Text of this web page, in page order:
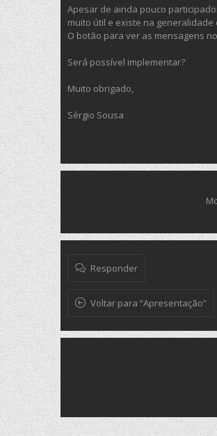
Apesar de ainda pouco
muito útil e existe na
O botão para ver as mensagens
Será possível implementar?
Muito obrigado,
Sérgio Sousa
Responder
Voltar para “Apresentação”